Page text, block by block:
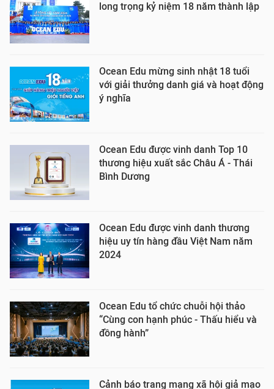
long trọng kỷ niệm 18 năm thành lập
Ocean Edu mừng sinh nhật 18 tuổi
với giải thưởng danh giá và hoạt động
ý nghĩa
Ocean Edu được vinh danh Top 10
thương hiệu xuất sắc Châu Á - Thái
Bình Dương
Ocean Edu được vinh danh thương
hiệu uy tín hàng đầu Việt Nam năm
2024
Ocean Edu tổ chức chuỗi hội thảo
“Cùng con hạnh phúc - Thấu hiểu và
đồng hành”
Cảnh báo trang mạng xã hội giả mạo